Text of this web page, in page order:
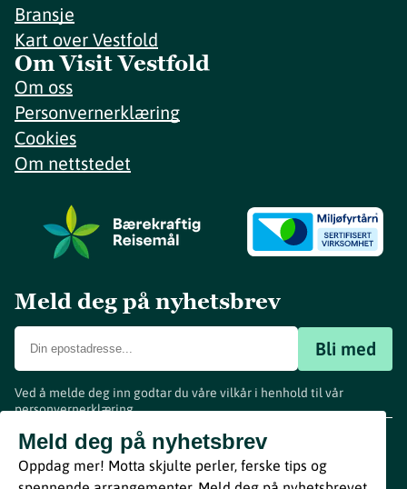
Bransje
Kart over Vestfold
Om Visit Vestfold
Om oss
Personvernerklæring
Cookies
Om nettstedet
Meld deg på nyhetsbrev
Bli med
Ved å melde deg inn godtar du våre vilkår i henhold til vår
personvernerklæring.
Meld deg på nyhetsbrev
Oppdag mer! Motta skjulte perler, ferske tips og
www.visitvestfold.com
Turistinformasjon
Vestfold Fylkeskommune